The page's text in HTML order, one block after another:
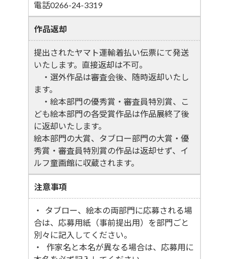
電話0266-24-3319
作品返却
提出されたヤマト運輸着払い伝票にて発送
いたします。直接返却は不可。
・選外作品は審査会後、随時返却いたし
ます。
・絵本部門の優秀賞・審査員特別賞、こ
ども絵本部門の各受賞作品は作品展終了後
に返却いたします。
絵本部門の大賞、タブロー部門の大賞・優
秀賞・審査員特別賞の作品は返却せず、イ
ルフ童画館に収蔵されます。
注意事項
・ タブロー、絵本の両部門に応募される場
合は、応募用紙（事前提出用）を部門ごと
別々に記入してください。
・ 作家名と本名が異なる場合は、応募用に